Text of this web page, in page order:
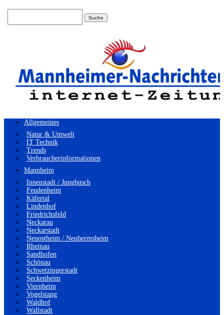
Allgemeines
Natur & Umwelt
IT Technik
Trends
Verbraucherinformationen
Mannheim
Innenstadt / Jungbusch
Feudenheim
Käfertal
Lindenhof
Friedrichsfeld
Neckarau
Neckarstadt
Neuostheim / Neuhermsheim
Rheinau
Sandhofen
Schönau
Schwetzingerstadt
Seckenheim
Viernheim
Vogelstang
Waldhof
Wallstadt